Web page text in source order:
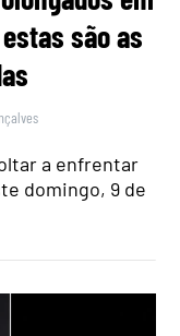
são as
a enfrentar
domingo, 9 de